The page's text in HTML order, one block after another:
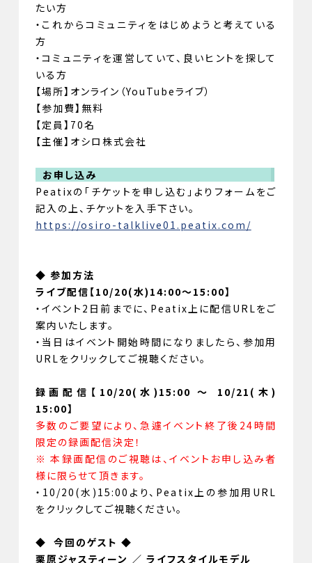
たい方
・これからコミュニティをはじめようと考えている
方
・コミュニティを運営していて、良いヒントを探して
いる方
【場所】オンライン（YouTubeライブ）
【参加費】無料
【定員】70名
【主催】オシロ株式会社
お申し込み
Peatixの「チケットを申し込む」よりフォームをご
記入の上、チケットを入手下さい。
https://osiro-talklive01.peatix.com/
◆ 参加方法
ライブ配信【10/20(水)14:00～15:00】
・イベント2日前までに、Peatix上に配信URLをご
案内いたします。
・当日はイベント開始時間になりましたら、参加用
URLをクリックしてご視聴ください。
録画配信【10/20(水)15:00 ～ 10/21(木)
15:00】
多数のご要望により、急遽イベント終了後24時間
限定の録画配信決定！
※ 本録画配信のご視聴は、イベントお申し込み者
様に限らせて頂きます。
・10/20(水)15:00より、Peatix上の参加用URL
をクリックしてご視聴ください。
◆ 今回のゲスト ◆
栗原ジャスティーン ／ ライフスタイルモデル